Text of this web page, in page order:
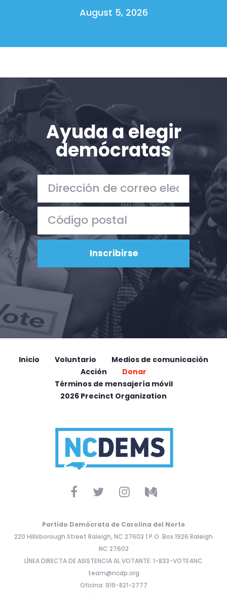
Inicio
Trabaja con nosotros
Pulse
Su fiesta
Acción
Donar
August 5, 2026
Ayuda a elegir
demócratas
Inicio Voluntario
Medios de comunicación
Acción
Donar
Términos de mensajería móvil
2026 Precinct Organization
Partido Demócrata de Carolina del Norte
220 Hillsborough Street Raleigh, NC 27603 | P.O. Box 1926 Raleigh
NC 27602
LÍNEA DIRECTA DE ASISTENCIA AL VOTANTE: 1-833-VOTE4NC
team@ncdp.org
Oficina: 919-821-2777